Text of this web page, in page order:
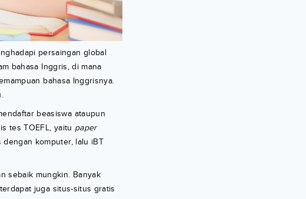
persaingan global
bahasa Inggris, di mana
bahasa Inggrisnya.
beasiswa ataupun
tes TOEFL, yaitu paper
komputer, lalu iBT
sebaik mungkin. Banyak
juga situs-situs gratis